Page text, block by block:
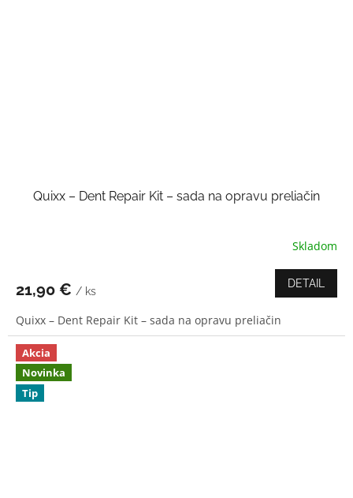
Quixx – Dent Repair Kit – sada na opravu preliačin
je
z
5
hviezdičiek.
Skladom
21,90 € / ks
DETAIL
Quixx – Dent Repair Kit – sada na opravu preliačin
Akcia
Novinka
Tip